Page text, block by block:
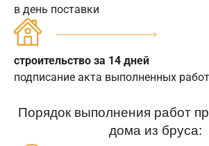
в день поставки
строительство за 14 дней
подписание акта выполненных
Порядок выполнения работ
дома из бруса: